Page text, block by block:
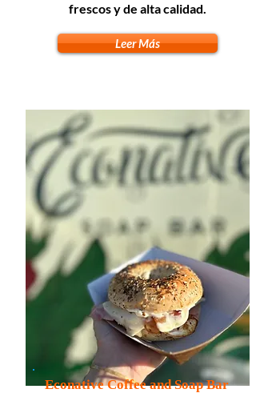
frescos y de alta calidad.
Leer Más
Econative Coffee and Soap Bar